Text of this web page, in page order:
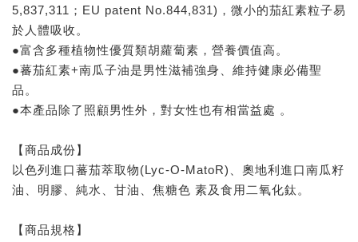
5,837,311；EU patent No.844,831)，微小的茄紅素粒子易
於人體吸收。
●富含多種植物性優質類胡蘿蔔素，營養價值高。
●蕃茄紅素+南瓜子油是男性滋補強身、維持健康必備聖
品。
●本產品除了照顧男性外，對女性也有相當益處 。
【商品成份】
以色列進口蕃茄萃取物(Lyc-O-MatoR)、奧地利進口南瓜籽
油、明膠、純水、甘油、焦糖色 素及食用二氧化鈦。
【商品規格】